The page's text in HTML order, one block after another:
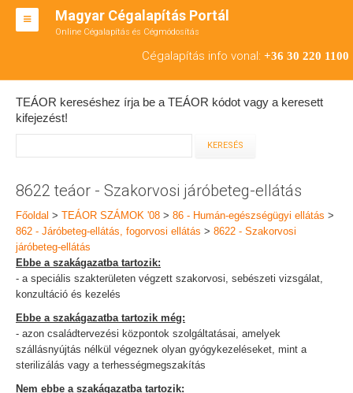
Magyar Cégalapítás Portál
Online Cégalapítás és Cégmódosítás
Cégalapítás info vonal: +36 30 220 1100
BT ALAPÍTÁS
RT ALAPÍTÁS
TEÁOR SZÁMOK '08
ENGEDÉLYKÖTELES
KAPCSOLAT
TEÁOR kereséshez írja be a TEÁOR kódot vagy a keresett
kifejezést!
8622 teáor - Szakorvosi járóbeteg-ellátás
Főoldal > TEÁOR SZÁMOK '08 > 86 - Humán-egészségügyi ellátás >
862 - Járóbeteg-ellátás, fogorvosi ellátás > 8622 - Szakorvosi
járóbeteg-ellátás
Ebbe a szakágazatba tartozik:
- a speciális szakterületen végzett szakorvosi, sebészeti vizsgálat,
konzultáció és kezelés
Ebbe a szakágazatba tartozik még:
- azon családtervezési központok szolgáltatásai, amelyek
szállásnyújtás nélkül végeznek olyan gyógykezeléseket, mint a
sterilizálás vagy a terhességmegszakítás
Nem ebbe a szakágazatba tartozik: